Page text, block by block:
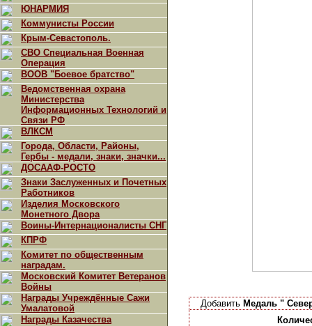
ЮНАРМИЯ
Коммунисты России
Крым-Севастополь.
СВО Специальная Военная
Операция
ВООВ "Боевое братство"
Ведомственная охрана
Министерства
Информационных Технологий и
Связи РФ
ВЛКСМ
Города, Области, Районы,
Гербы - медали, знаки, значки...
ДОСААФ-РОСТО
Знаки Заслуженных и Почетных
Работников
Изделия Московского
Монетного Двора
Воины-Интернационалисты СНГ
КПРФ
Комитет по общественным
наградам.
Московский Комитет Ветеранов
Войны
Награды Учреждённые Сажи
Умалатовой
Награды Казачества
Добавить Медаль "